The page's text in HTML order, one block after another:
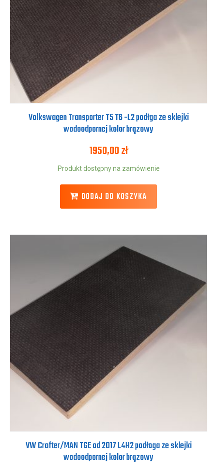
Volkswagen Transporter T5 T6 -L2 podłga ze sklejki
wodoodpornej kolor brązowy
1950,00zł
Produkt dostępny na zamówienie
DODAJ DO KOSZYKA
VW Crafter/MAN TGE od 2017 L4H2 podłoga ze sklejki
wodoodpornej kolor brązowy